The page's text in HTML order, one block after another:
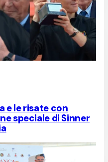
e le risate con
speciale di Sinner